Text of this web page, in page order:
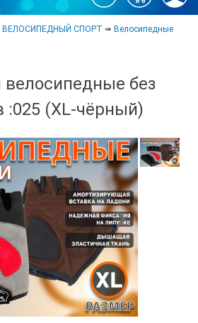
ВЕЛОСИПЕДНЫЙ СПОРТ ➠Велосипедные
велосипедные без
:025 (XL-чёрный)
❯